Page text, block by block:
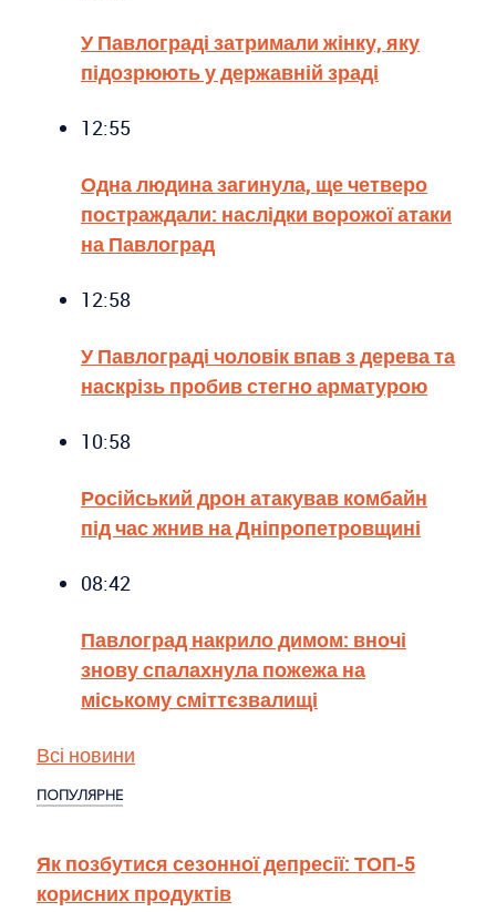
У Павлограді затримали жінку, яку
підозрюють у державній зраді
12:55
Одна людина загинула, ще четверо
постраждали: наслідки ворожої атаки
на Павлоград
12:58
У Павлограді чоловік впав з дерева та
наскрізь пробив стегно арматурою
10:58
Російський дрон атакував комбайн
під час жнив на Дніпропетровщині
08:42
Павлоград накрило димом: вночі
знову спалахнула пожежа на
міському сміттєзвалищі
Всі новини
ПОПУЛЯРНЕ
Як позбутися сезонної депресії: ТОП-5
корисних продуктів